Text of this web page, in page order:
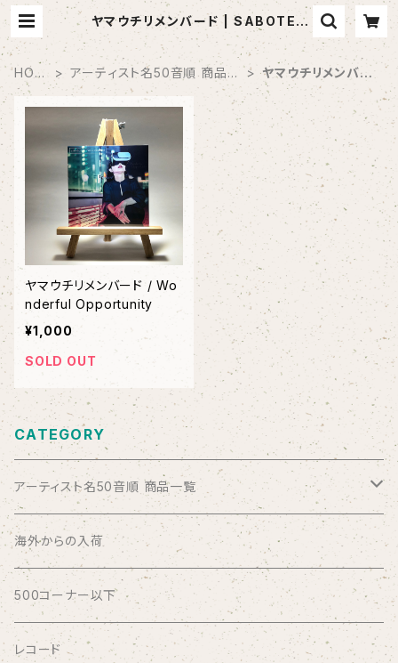
ヤマウチリメンバード | SABOTEN
MUSIC (セレクトCDショップ)
HOM
E
アーティスト名50音順 商品一
覧
ヤマウチリメンバー
ド
ヤマウチリメンバード / Wo
nderful Opportunity
¥1,000
SOLD OUT
CATEGORY
アーティスト名50音順 商品一覧
ABSOLUTE LOSERS
AFRICA
AGU
海外からの入荷
500コーナー以下
レコード